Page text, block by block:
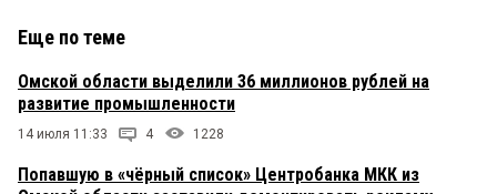
Еще по теме
Омской области выделили 36 миллионов рублей на
развитие промышленности
14 июля 11:33 4 1228
Попавшую в «чёрный список» Центробанка МКК из